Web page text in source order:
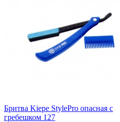
Бритва Kiepe StylePro опасная с
гребешком 127